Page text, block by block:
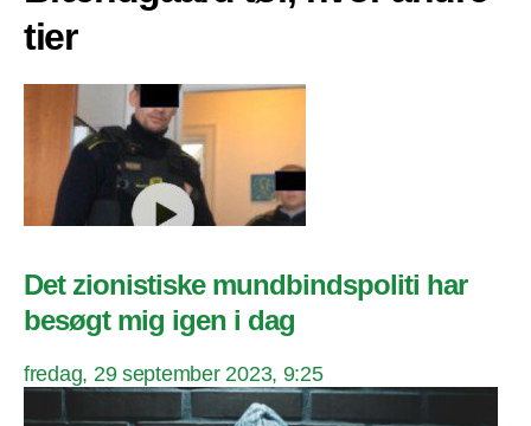
tier
Det zionistiske mundbindspoliti har
besøgt mig igen i dag
fredag, 29 september 2023, 9:25